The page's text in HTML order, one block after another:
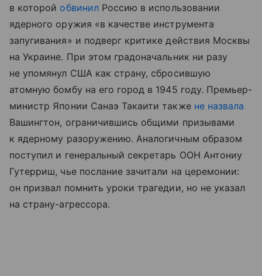
в которой обвинилРоссию в использовании
ядерного оружия «в качестве инструмента
запугивания» и подверг критике действия Москвы
на Украине. При этом градоначальник ни разу
не упомянул США как страну, сбросившую
атомную бомбу на его город в 1945 году. Премьер-
министр Японии Санаэ Такаити также не назвала
Вашингтон, ограничившись общими призывами
к ядерному разоружению. Аналогичным образом
поступил и генеральный секретарь ООН Антониу
Гутерриш, чье послание зачитали на церемонии:
он призвал помнить уроки трагедии, но не указал
на страну-агрессора.